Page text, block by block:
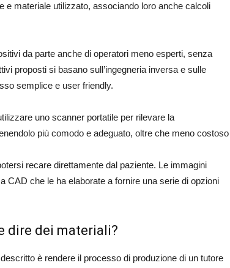
e materiale utilizzato, associando loro anche calcoli
da parte anche di operatori meno esperti, senza
proposti si basano sull’ingegneria inversa e sulle
semplice e user friendly.
uno scanner portatile per rilevare la
più comodo e adeguato, oltre che meno costoso
recare direttamente dal paziente. Le immagini
CAD che le ha elaborate a fornire una serie di opzioni
dire dei materiali?
è rendere il processo di produzione di un tutore